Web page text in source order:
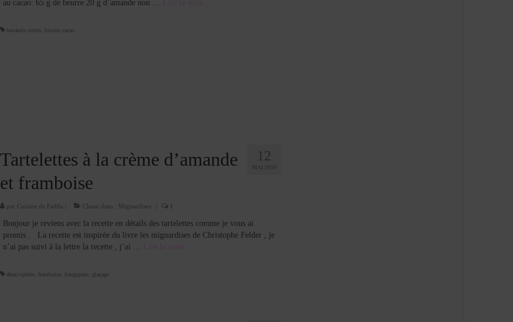
au cacao: 65 g de beurre 20 g d’amande non …
bavarois citron biscuit cacao
12
MAI 2010
Tartelettes à la crème d’amande
et framboise
par Cuisine de Fadila Classé dans : Mignardises 1
Bonjour je reviens avec la recette en détails des tartelettes comme je vous ai
promis . La recette est inspirée du livre les mignardises de Christophe Felder , je
n’ai pas suivi à la lettre la recette , j’ai …
demi-sphère, framboise, frangipane, glaçage